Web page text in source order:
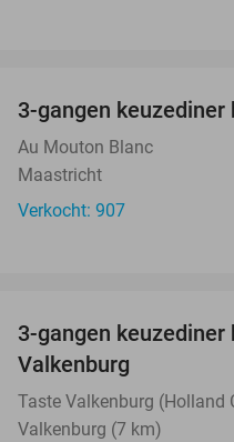
3-gangen
Au Mouton Blanc
Maastricht
Verkocht: 907
3-gangen keuzediner
Valkenburg
Taste Valkenburg (Holland
Valkenburg (7 km)